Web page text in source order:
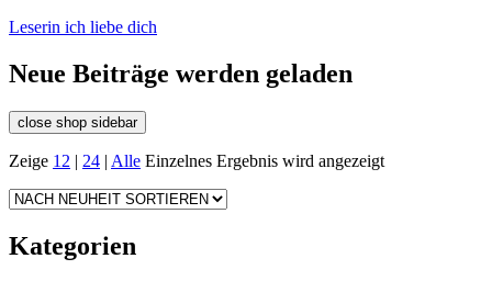
Leserin ich liebe dich
Neue Beiträge werden geladen
close shop sidebar
Zeige 12 | 24 | Alle Einzelnes Ergebnis wird angezeigt
Kategorien